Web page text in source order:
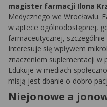
magister farmacji Ilona
Medycznego we Wrocławiu.
w aptece ogólnodostępnej,
farmaceutycznej,
Interesuje się wpływem
znaczeniem suplementacji w
Edukuje w mediach
misją jest dbanie o dobro
Niejonowe a